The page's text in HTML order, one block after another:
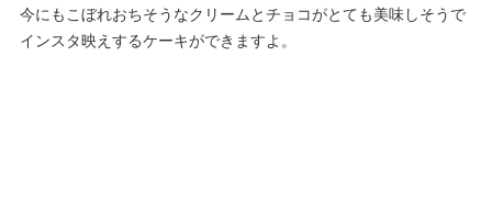
今にもこぼれおちそうなクリームとチョコがとても美味しそうで
インスタ映えするケーキができますよ。